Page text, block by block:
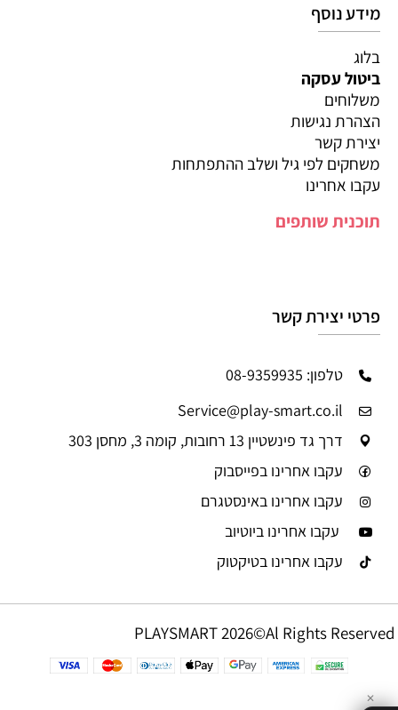
מידע נוסף
בלוג
ביטול עסקה
משלוחים
הצהרת נגישות
יצירת קשר
משחקים לפי גיל ושלב ההתפתחות
עקבו אחרינו
תוכנית שותפים
פרטי יצירת קשר
טלפון: 08-9359935
Service@play-smart.co.il
דרך גד פינשטיין 13 רחובות, קומה 3, מחסן 303
עקבו אחרינו בפייסבוק
עקבו אחרינו באינסטגרם
עקבו אחרינו ביוטיוב
עקבו אחרינו בטיקטוק
PLAYSMART 2026©Al Rights Reserved
✕